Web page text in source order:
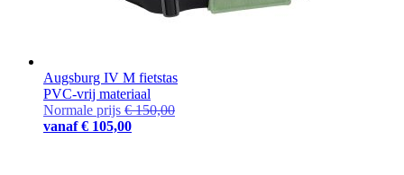
Augsburg IV M fietstas
PVC-vrij materiaal
Normale prijs € 150,00
vanaf € 105,00